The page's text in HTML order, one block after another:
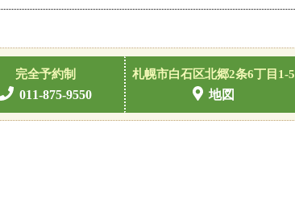
完全予約制
011-875-9550
札幌市白石区北郷2条6丁目1-5
地図